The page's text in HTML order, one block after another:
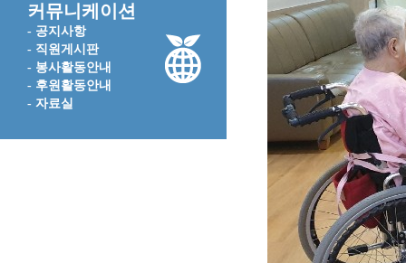
커뮤니케이션
- 공지사항
- 직원게시판
- 봉사활동안내
- 후원활동안내
- 자료실